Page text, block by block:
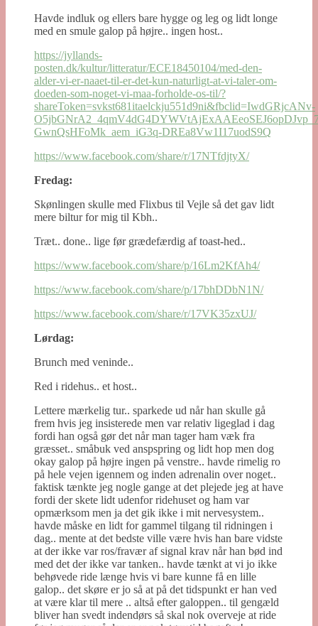
Havde indluk og ellers bare hygge og leg og lidt longe
med en smule galop på højre.. ingen host..
https://jyllands-
posten.dk/kultur/litteratur/ECE18450104/med-den-
alder-vi-er-naaet-til-er-det-kun-naturligt-at-vi-taler-om-
doeden-som-noget-vi-maa-forholde-os-til/?
shareToken=svkst681itaelckju551d9ni&fbclid=IwdGRjcANv-
GwnQsHFoMk_aem_iG3q-DREa8Vw1I17uodS9Q
https://www.facebook.com/share/r/17NTfdjtyX/
Fredag:
Skønlingen skulle med Flixbus til Vejle så det gav lidt
mere biltur for mig til Kbh..
Træt.. done.. lige før grædefærdig af toast-hed..
https://www.facebook.com/share/p/16Lm2KfAh4/
https://www.facebook.com/share/p/17bhDDbN1N/
https://www.facebook.com/share/r/17VK35zxUJ/
Lørdag:
Brunch med veninde..
Red i ridehus.. et host..
Lettere mærkelig tur.. sparkede ud når han skulle gå
frem hvis jeg insisterede men var relativ ligeglad i dag
fordi han også gør det når man tager ham væk fra
græsset.. småbuk ved anspspring og lidt hop men dog
okay galop på højre ingen på venstre.. havde rimelig ro
på hele vejen igennem og inden adrenalin over noget..
faktisk tænkte jeg nogle gange at det plejede jeg at have
fordi der skete lidt udenfor ridehuset og ham var
opmærksom men ja det gik ikke i mit nervesystem..
havde måske en lidt for gammel tilgang til ridningen i
dag.. mente at det bedste ville være hvis han bare vidste
at der ikke var ros/fravær af signal krav når han bød ind
med det der ikke var tanken.. havde tænkt at vi jo ikke
behøvede ride længe hvis vi bare kunne få en lille
galop.. det skøre er jo så at på det tidspunkt er han ved
at være klar til mere .. altså efter galoppen.. til gengæld
bliver han svedt indendørs så skal nok overveje at ride